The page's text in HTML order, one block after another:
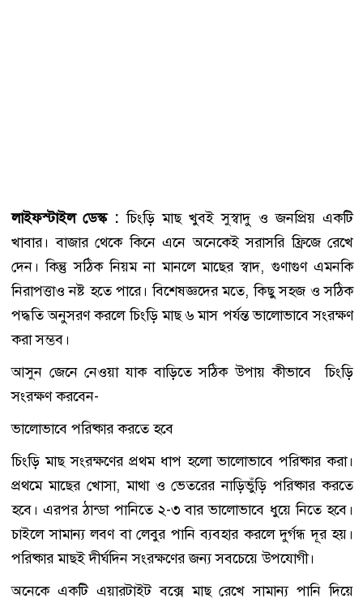
লাইফস্টাইল ডেস্ক :চিংড়ি মাছ খুবই সুস্বাদু ও জনপ্রিয় একটি
খাবার। বাজার থেকে কিনে এনে অনেকেই সরাসরি ফ্রিজে রেখে
দেন। কিন্তু সঠিক নিয়ম না মানলে মাছের স্বাদ, গুণাগুণ এমনকি
নিরাপত্তাও নষ্ট হতে পারে। বিশেষজ্ঞদের মতে, কিছু সহজ ও সঠিক
পদ্ধতি অনুসরণ করলে চিংড়ি মাছ ৬ মাস পর্যন্ত ভালোভাবে সংরক্ষণ
করা সম্ভব।
আসুন জেনে নেওয়া যাক বাড়িতে সঠিক উপায় কীভাবে চিংড়ি
সংরক্ষণ করবেন-
ভালোভাবে পরিষ্কার করতে হবে
চিংড়ি মাছ সংরক্ষণের প্রথম ধাপ হলো ভালোভাবে পরিষ্কার করা।
প্রথমে মাছের খোসা, মাথা ও ভেতরের নাড়িভুঁড়ি পরিষ্কার করতে
হবে। এরপর ঠান্ডা পানিতে ২-৩ বার ভালোভাবে ধুয়ে নিতে হবে।
চাইলে সামান্য লবণ বা লেবুর পানি ব্যবহার করলে দুর্গন্ধ দূর হয়।
পরিষ্কার মাছই দীর্ঘদিন সংরক্ষণের জন্য সবচেয়ে উপযোগী।
অনেকে একটি এয়ারটাইট বক্সে মাছ রেখে সামান্য পানি দিয়ে